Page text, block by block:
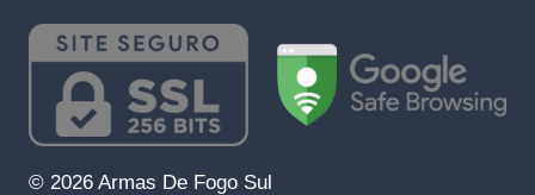
© 2026 Armas De Fogo Sul